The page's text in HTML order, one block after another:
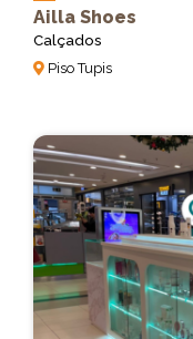
Ailla Shoes
Calçados
Piso Tupis